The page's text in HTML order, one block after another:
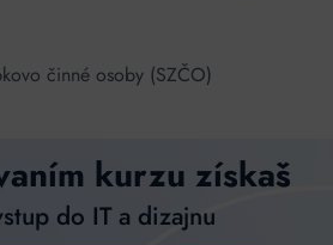
činné osoby (SZČO)
kurzu získaš
do IT a dizajnu